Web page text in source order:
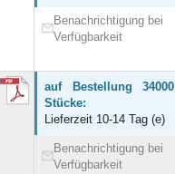
Benachrichtigung bei
Verfügbarkeit
auf Bestellung 34000
Stücke:
Lieferzeit 10-14 Tag (e)
Benachrichtigung bei
Verfügbarkeit